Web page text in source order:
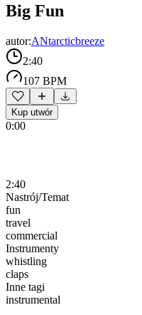
Big Fun
autor:ANtarcticbreeze
2:40
107 BPM
Kup utwór
0:00
2:40
Nastrój/Temat
fun
travel
commercial
Instrumenty
whistling
claps
Inne tagi
instrumental